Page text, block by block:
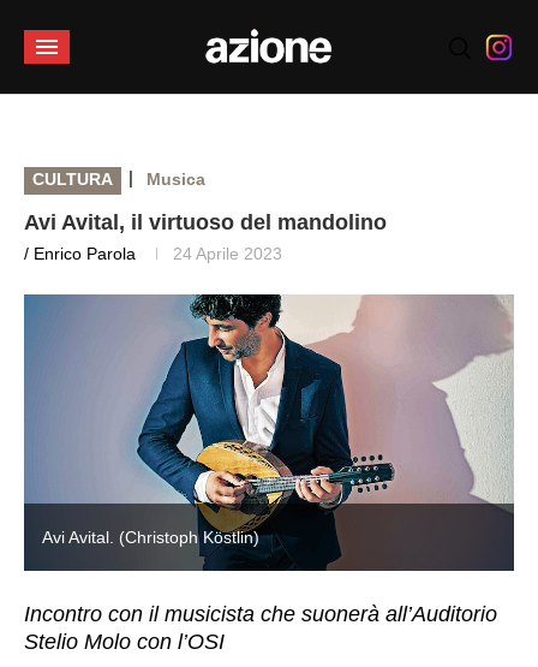
CULTURA | Musica
Avi Avital, il virtuoso del mandolino
/ Enrico Parola 24 Aprile 2023
Avi Avital. (Christoph Köstlin)
Incontro con il musicista che suonerà all’Auditorio
Stelio Molo con l’OSI